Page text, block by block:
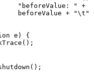
"beforeValue: "
+
beforeValue +
"\t"
e) {